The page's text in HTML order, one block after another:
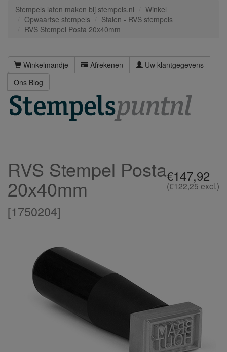
Stempels laten maken bij stempels.nl
Winkel
Opwaartse stempels
Stalen - RVS stempels
RVS Stempel Posta 20x40mm
Winkelmandje Afrekenen
Uw klantgegevens
Ons Blog
€147,92
(€122,25 excl.)
RVS Stempel Posta
20x40mm
[1750204]